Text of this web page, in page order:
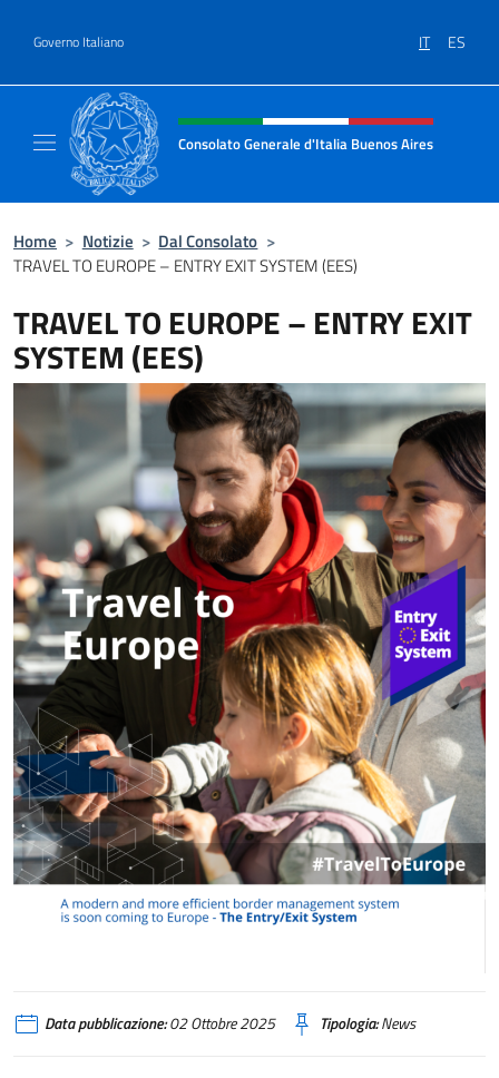
Governo Italiano IT ES
Intestazione sito, social e menù
Consolato Generale d'Italia Buenos Aires
Home > Notizie > Dal Consolato >
TRAVEL TO EUROPE – ENTRY EXIT SYSTEM (EES)
TRAVEL TO EUROPE – ENTRY EXIT
SYSTEM (EES)
Data pubblicazione:02 Ottobre 2025 Tipologia:News